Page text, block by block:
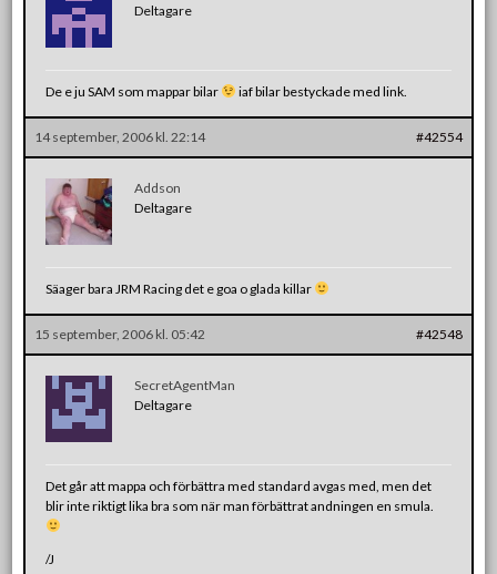
Deltagare
De e ju SAM som mappar bilar iaf bilar bestyckade med link.
14 september, 2006 kl. 22:14 #42554
Addson
Deltagare
Säager bara JRM Racing det e goa o glada killar
15 september, 2006 kl. 05:42 #42548
SecretAgentMan
Deltagare
Det går att mappa och förbättra med standard avgas med, men det
blir inte riktigt lika bra som när man förbättrat andningen en smula.
/J